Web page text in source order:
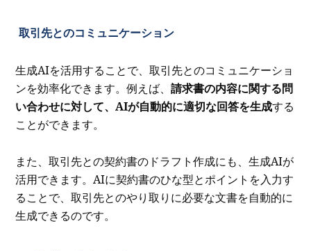
取引先とのコミュニケーション
生成AIを活用することで、取引先とのコミュニケーショ
ンを効率化できます。例えば、請求書の内容に関する問
い合わせに対して、AIが自動的に適切な回答を生成する
ことができます。
また、取引先との契約書のドラフト作成にも、生成AIが
活用できます。AIに契約書のひな型とポイントを入力す
ることで、取引先とのやり取りに必要な文書を自動的に
生成できるのです。